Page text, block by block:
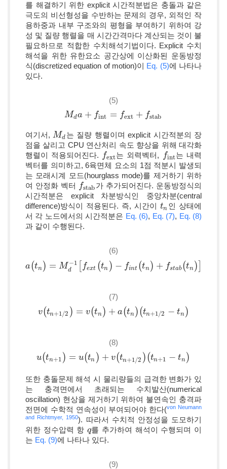
를 해결하기 위한 explicit 시간적분법은 충돌과 같은
극도의 비선형성을 수반하는 문제의 경우, 외적인 작
용하중과 내부 구조와의 평형을 부여하기 위하여 강
성 및 질량 행렬을 매 시간간격마다 계산되는 것이 불
필요하므로 적합한 수치해석기법이다. Explicit 수치
해석을 위한 유한요소 공간상에 이산화된 운동방정
식(discretized equation of motion)이 Eq. (5)에 나타나
있다.
(5)
Mda + fint = fext + fstab
Mda+ fint =fext +f stab
여기서, Md
Md 는 질량 행렬이며 explicit 시간적분의 장
점을 살리고 CPU 연산처리 속도 향상을 위해 대각화
행렬이 적용되어진다. fext
fext 는 외력벡터, fint
fint 는 내력
벡터를 의미하고, 6육면체 요소의 1점 적분시 발생되
는 모래시계 모드(hourglass mode)를 제거하기 위하
여 안정화 벡터 fstab
fstab가 추가되어진다. 운동방정식의
시간적분은 explicit 차분방식인 중앙차분(central
difference)방식이 적용된다. 즉, 시간이 tn
tn 인 상태에
서 각 노드에서의 시간적분은 Eq. (6), Eq. (7), Eq. (8)
과 같이 수행된다.
(6)
a(tn ) = M −1
d fext (tn ) − fint (tn ) + fstab(tn )
a(tn)=Md 1[fext( n)-fin t(tn )+ fs ab(tn)]
(7)
v(tn+1/2 ) = v(tn ) + a(tn )(tn+1/2 − tn )
v(tn+1/ 2)=v (tn )+a(tn) (tn +1/2-t n )
(8)
u(tn+1 ) = u(tn ) + v(tn+1/2 )(tn+1 − tn )
u(tn+1) =u (tn )+v(tn+ 1/2)(tn+ 1 - tn)
또한 충돌문제 해석 시 물리량들의 급격한 변화가 있
는 충격면에서 초래되는 수치발산(numerical
oscillation) 현상을 제거하기 위하여 불연속인 충격파
전면에 수학적 연속성이 부여되어야 한다(von Neumann
and Richtmyer, 1950). 따라서 수치적 안정성을 도모하기
위한 정수압력 항q
q를 추가하여 해석이 수행되며 이
는 Eq. (9)에 나타나 있다.
(9)